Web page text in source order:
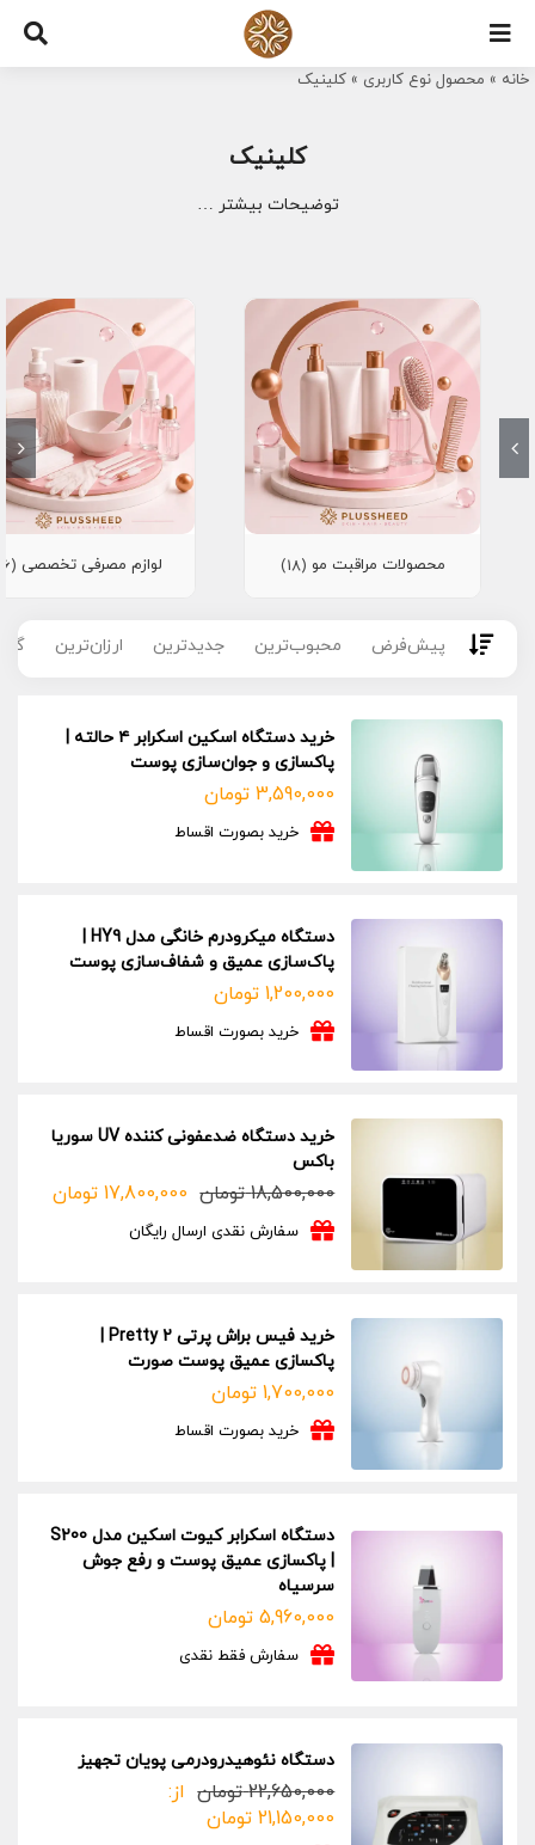
Skip
content
خانه » محصول نوع کاربری » کلینیک
کلینیک
توضیحات بیشتر …
محصولات مراقبت مو (18) لوازم مصرفی تخصصی (16)
پیش‌فرض محبوب‌ترین جدیدترین ارزان‌ترین
خرید دستگاه اسکین اسکرابر ۴ حالته |
پاکسازی و جوان‌سازی پوست
3,590,000 تومان
خرید بصورت اقساط
دستگاه میکرودرم خانگی مدل HY9‏ |
پاک‌سازی عمیق و شفاف‌سازی پوست
1,200,000 تومان
خرید بصورت اقساط
خرید دستگاه ضدعفونی کننده UV سوریا
باکس
18,500,000 تومان
قیمت
اصلی:
17,800,000 تومان
قیمت
فعلی:سفارش نقدی ارسال رایگان
خرید فیس براش پرتی Pretty 2 |
پاکسازی عمیق پوست صورت
1,700,000 تومان
خرید بصورت اقساط
دستگاه اسکرابر کیوت اسکین مدل S200
| پاکسازی عمیق پوست و رفع جوش
سرسیاه
5,960,000 تومان
سفارش فقط نقدی
دستگاه نئوهیدرودرمی پویان تجهیز
22,650,000 تومان از:
21,150,000 تومان